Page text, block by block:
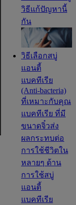
วิธีแก้ปัญหานี้
กัน
วิธีเลือกสบู่
แอนตี้
แบคทีเรีย
(Anti-bacteria)
ที่เหมาะกับคุณ
แบคทีเรีย ที่มี
ขนาดจิ๋วส่ง
ผลกระทบต่อ
การใช้ชีวิตใน
หลายๆ ด้าน
การใช้สบู่
แอนตี้
แบคทีเรีย